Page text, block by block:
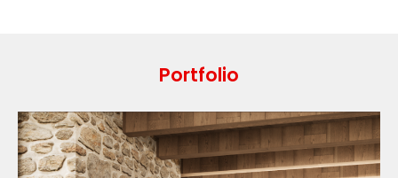
Portfolio